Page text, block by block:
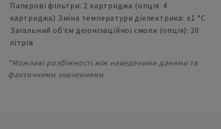
Паперові фільтри: 2 картриджа (опція: 4
картриджа) Зміна температури діелектрика: ±1 °C
Загальний об'єм деіонізаційної смоли (опція): 20
літрів
*Можливі розбіжності між наведеними даними та
фактичними значеннями